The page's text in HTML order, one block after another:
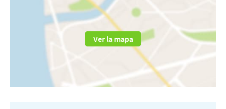
Ver la mapa